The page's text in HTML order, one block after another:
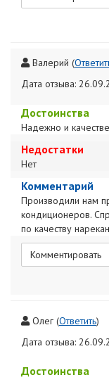
Валерий (
Дата отзыва:
Достоинства
Надежно и
Недостатки
Нет
Комментарий
Производили нам
кондиционеров.
по качеству
Комментировать
Олег (Ответить)
Дата отзыва:
Достоинства